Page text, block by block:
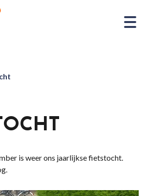
is weer ons jaarlijkse fietstocht.